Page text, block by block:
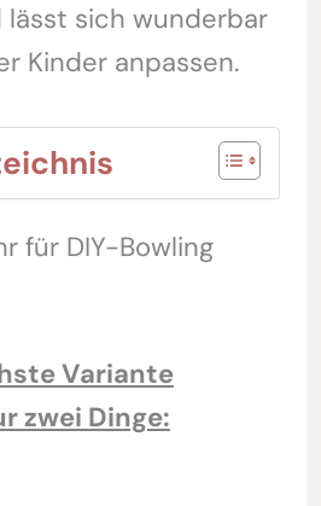
sich wunderbar
Kinder anpassen.
für DIY-Bowling
Variante
zwei Dinge: